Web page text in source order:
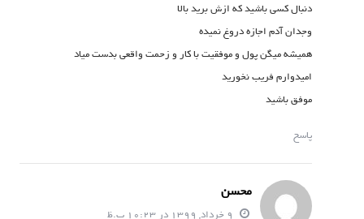
دنبال کسی باشید که ازش برید بالا
وجدان آدم اجازه دروغ نمیده
همیشه میگن پول و موفقیت با کار و زحمت واقعی بدست میاد
امیدوارم فریب نخورید
موفق باشید
پاسخ
محسن